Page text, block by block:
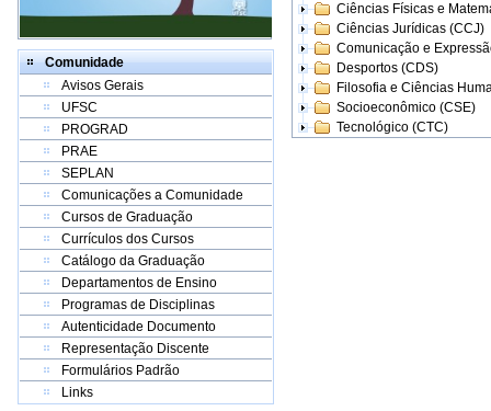
Comunidade
Avisos Gerais
UFSC
PROGRAD
PRAE
SEPLAN
Comunicações a Comunidade
Cursos de Graduação
Currículos dos Cursos
Catálogo da Graduação
Departamentos de Ensino
Programas de Disciplinas
Autenticidade Documento
Representação Discente
Formulários Padrão
Links
Ciências Físicas e
Ciências Jurídicas (CCJ)
Comunicação e
Desportos (CDS)
Filosofia e Ciências
Socioeconômico (CSE)
Tecnológico (CTC)